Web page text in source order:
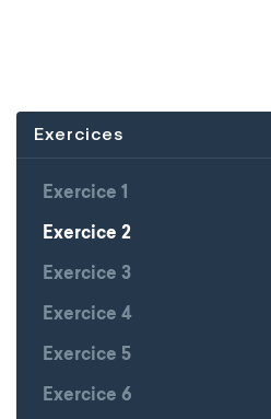
Exercices
Exercice 1
Exercice 2
Exercice 3
Exercice 4
Exercice 5
Exercice 6